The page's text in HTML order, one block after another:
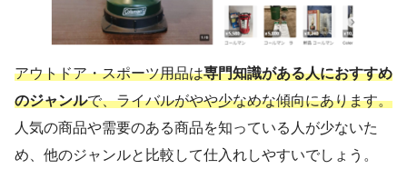
アウトドア・スポーツ用品は専門知識がある人におすすめ
のジャンルで、ライバルがやや少なめな傾向にあります。
人気の商品や需要のある商品を知っている人が少ないた
め、他のジャンルと比較して仕入れしやすいでしょう。